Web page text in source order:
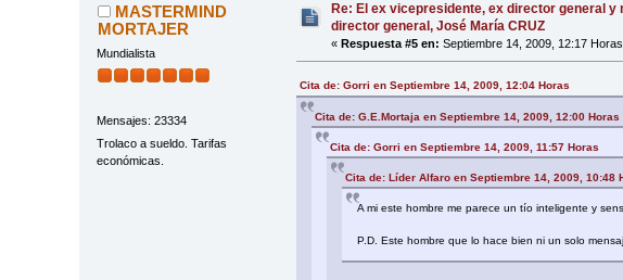
MASTERMIND
MORTAJER
Mundialista
Mensajes: 23334
Trolaco a sueldo. Tarifas
económicas.
Re: El ex vicepresidente, ex director general y
director general, José María CRUZ
«Respuesta #5 en: Septiembre 14, 2009, 12:17
Cita de: Gorri en Septiembre 14, 2009, 12:04 Horas
Cita de: G.E.Mortaja en Septiembre 14, 2009, 12:00 Horas
Cita de: Gorri en Septiembre 14, 2009, 11:57 Horas
Cita de: Líder Alfaro en Septiembre 14, 2009, 10:48
A mi este hombre me parece un tío inteligente y
P.D. Este hombre que lo hace bien ni un solo